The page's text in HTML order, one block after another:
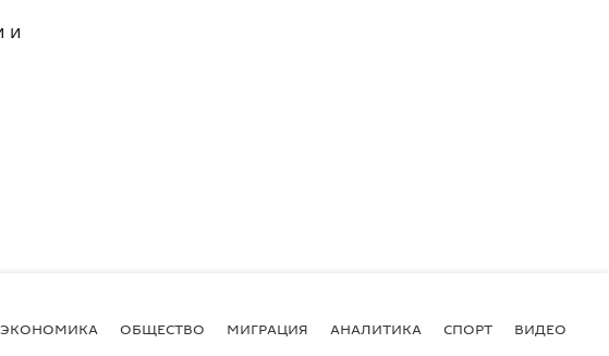
и
ЭКОНОМИКА ОБЩЕСТВО МИГРАЦИЯ АНАЛИТИКА СПОРТ ВИДЕО